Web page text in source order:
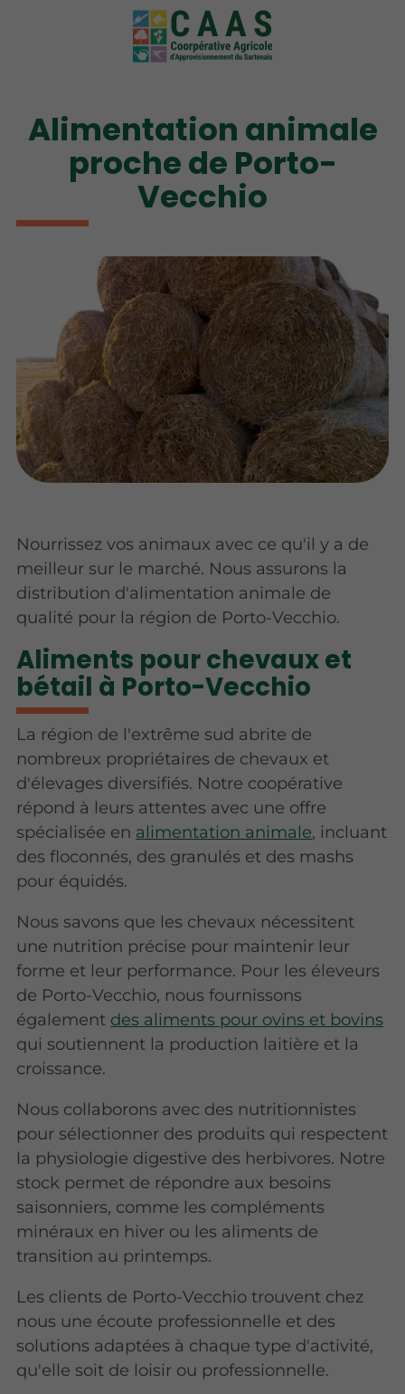
Alimentation animale
proche de Porto-
Vecchio
Nourrissez vos animaux avec ce qu'il y a de
meilleur sur le marché. Nous assurons la
distribution d'alimentation animale de
qualité pour la région de Porto-Vecchio.
Aliments pour chevaux et
bétail à Porto-Vecchio
La région de l'extrême sud abrite de
nombreux propriétaires de chevaux et
d'élevages diversifiés. Notre coopérative
répond à leurs attentes avec une offre
spécialisée en alimentation animale, incluant
des floconnés, des granulés et des mashs
pour équidés.
Nous savons que les chevaux nécessitent
une nutrition précise pour maintenir leur
forme et leur performance. Pour les éleveurs
de Porto-Vecchio, nous fournissons
également des aliments pour ovins et bovins
qui soutiennent la production laitière et la
croissance.
Nous collaborons avec des nutritionnistes
pour sélectionner des produits qui respectent
la physiologie digestive des herbivores. Notre
stock permet de répondre aux besoins
saisonniers, comme les compléments
minéraux en hiver ou les aliments de
transition au printemps.
Les clients de Porto-Vecchio trouvent chez
nous une écoute professionnelle et des
solutions adaptées à chaque type d'activité,
qu'elle soit de loisir ou professionnelle.